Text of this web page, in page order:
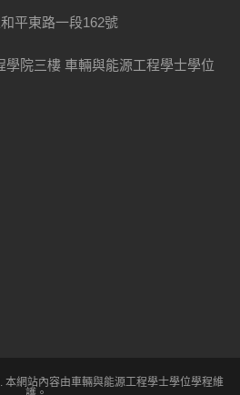
平東路一段162號
學院三樓 車輛與能源工程學士學位
網站內容由車輛與能源工程學士學位學程維